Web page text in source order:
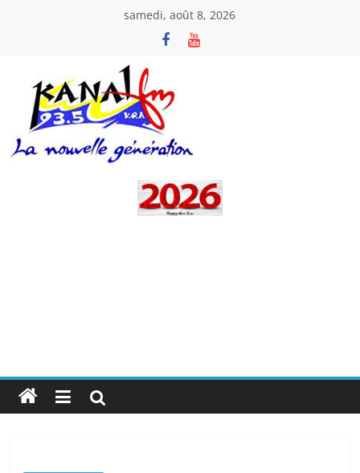
samedi, août 8, 2026
Kanal